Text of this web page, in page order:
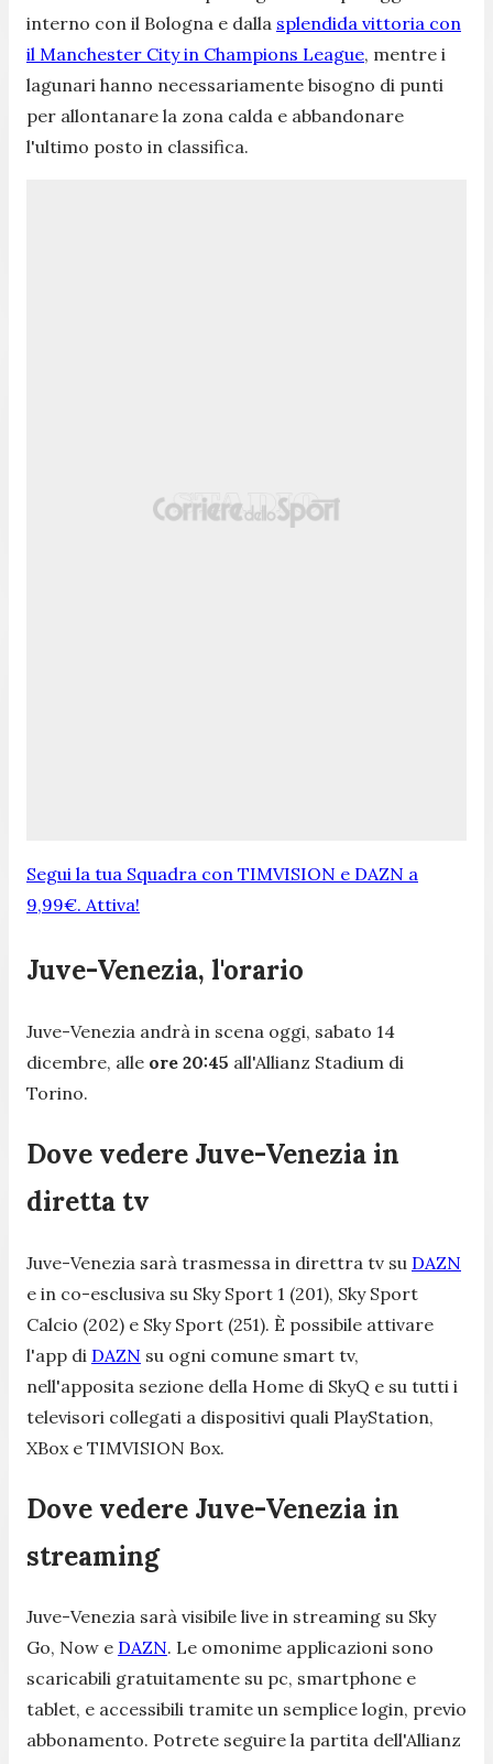
interno con il Bologna e dalla splendida vittoria con
il Manchester City in Champions League, mentre i
lagunari hanno necessariamente bisogno di punti
per allontanare la zona calda e abbandonare
l'ultimo posto in classifica.
Segui la tua Squadra con TIMVISION e DAZN a
9,99€. Attiva!
Juve-Venezia, l'orario
Juve-Venezia andrà in scena oggi, sabato 14
dicembre, alle ore 20:45 all'Allianz Stadium di
Torino.
Dove vedere Juve-Venezia in
diretta tv
Juve-Venezia sarà trasmessa in direttra tv su DAZN
e in co-esclusiva su Sky Sport 1 (201), Sky Sport
Calcio (202) e Sky Sport (251). È possibile attivare
l'app di DAZN su ogni comune smart tv,
nell'apposita sezione della Home di SkyQ e su tutti i
televisori collegati a dispositivi quali PlayStation,
XBox e TIMVISION Box.
Dove vedere Juve-Venezia in
streaming
Juve-Venezia sarà visibile live in streaming su Sky
Go, Now e DAZN. Le omonime applicazioni sono
scaricabili gratuitamente su pc, smartphone e
tablet, e accessibili tramite un semplice login, previo
abbonamento. Potrete seguire la partita dell'Allianz